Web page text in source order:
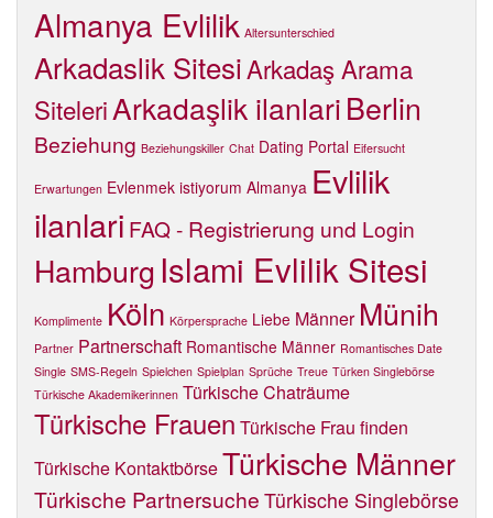
Almanya Evlilik Altersunterschied
Arkadaslik SitesiArkadaş Arama
SiteleriArkadaşlik ilanlariBerlin
Beziehung Beziehungskiller Chat Dating Portal Eifersucht
Erwartungen Evlenmek istiyorum Almanya Evlilik
ilanlari FAQ - Registrierung und Login
Hamburg Islami Evlilik Sitesi
Komplimente Köln Körpersprache Liebe Männer Münih
Partner Partnerschaft Romantische Männer Romantisches Date
Single SMS-Regeln Spielchen Spielplan Sprüche Treue Türken Singlebörse
Türkische Akademikerinnen Türkische Chaträume
Türkische Frauen Türkische Frau finden
Türkische KontaktbörseTürkische Männer
Türkische Partnersuche Türkische Singlebörse